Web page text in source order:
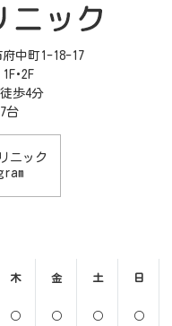
府中町1-18-17
･2F
歩4分
台
ニック
木 金 土 日
○ ○ ○ ○